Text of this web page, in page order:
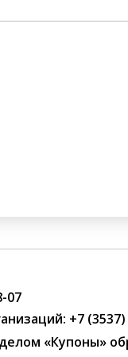
07
: +7
«Купоны»